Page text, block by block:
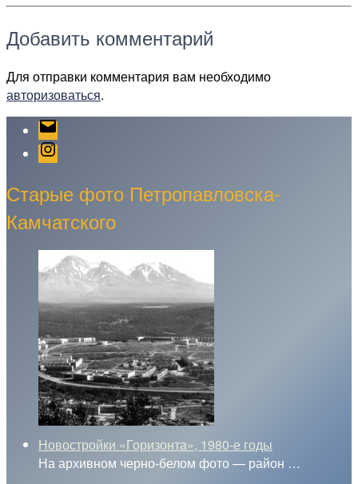
Добавить комментарий
Для отправки комментария вам необходимо
авторизоваться.
Email
Instagram
Старые фото Петропавловска-
Камчатского
Новостройки «Горизонта», 1980-е годы
На архивном черно-белом фото — район …